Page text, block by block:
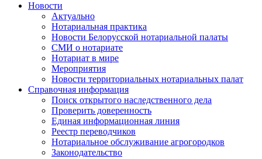
Новости
Актуально
Нотариальная практика
Новости Белорусской нотариальной палаты
СМИ о нотариате
Нотариат в мире
Мероприятия
Новости территориальных нотариальных палат
Справочная информация
Поиск открытого наследственного дела
Проверить доверенность
Единая информационная линия
Реестр переводчиков
Нотариальное обслуживание агрогородков
Законодательство